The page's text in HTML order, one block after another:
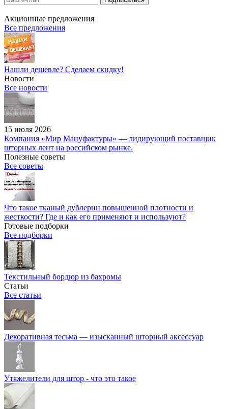
Акционные предложения
Все предложения
Нашли дешевле? Сделаем скидку!
Новости
Все новости
15 июля 2026
Компания «Мир Мануфактуры» — лидирующий поставщик
шторных лент на российском рынке.
Полезные советы
Все советы
Что такое тканый дублерин повышенной плотности и
жесткости? Где и как его применяют и используют?
Готовые подборки
Все подборки
Текстильный бордюр из бахромы
Статьи
Все статьи
Декоративная тесьма — изысканный шторный аксессуар
Утяжелители для штор - что это такое